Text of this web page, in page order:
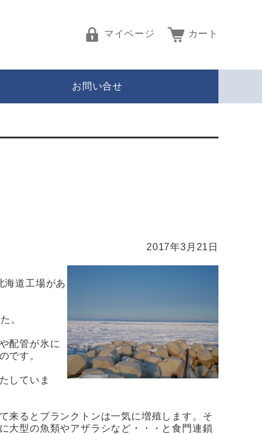
マイページ カート
お問い合せ
2017年3月21日
海道工場があ
。
配管が氷に
です。
していま
来るとプランクトンは一気に増殖します。そ
大型の魚類やアザラシなど・・・と食門連鎖